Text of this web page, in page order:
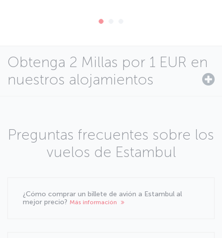
Obtenga 2 Millas por 1 EUR en
nuestros alojamientos
Preguntas frecuentes sobre los
vuelos de Estambul
¿Cómo comprar un billete de avión a Estambul al
mejor precio? Más información